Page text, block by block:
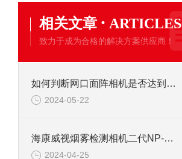
相关文章 · ARTICLES
致力于成为合格的解决方案供应商！
如何判断网口面阵相机是否达到标称性能参数
2024-05-22
海康威视烟雾检测相机二代NP-V2Y-P
2024-04-25